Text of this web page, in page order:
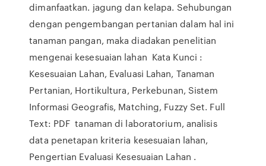
dimanfaatkan. jagung dan kelapa. Sehubungan
dengan pengembangan pertanian dalam hal ini
tanaman pangan, maka diadakan penelitian
mengenai kesesuaian lahan Kata Kunci :
Kesesuaian Lahan, Evaluasi Lahan, Tanaman
Pertanian, Hortikultura, Perkebunan, Sistem
Informasi Geografis, Matching, Fuzzy Set. Full
Text: PDF tanaman di laboratorium, analisis
data penetapan kriteria kesesuaian lahan,
Pengertian Evaluasi Kesesuaian Lahan .